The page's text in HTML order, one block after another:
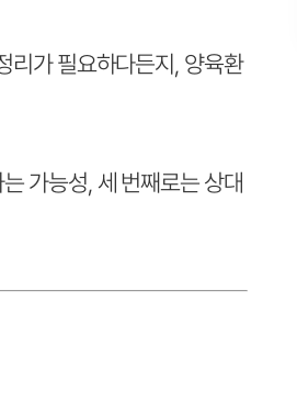
리가 필요하다든지, 양육환
가능성, 세 번째로는 상대